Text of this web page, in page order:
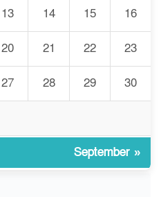
জুলাই আন্দোলন ছিল সম্মিলিত,
লক্ষ্য হওয়া উচিত ঐক্য ও
রাষ্ট্রগঠন
ভোরে ঝিনাইদহ সীমান্তে জটলা
দেখে বিএসএফের রাবার বুলেট,
চুয়াডাঙ্গা/ প্রথম স্ত্রীকে নিয়ে
মালয়েশিয়ায়, দ্বিতীয় স্ত্রী
13 14 15 16
20 21 22 23
27 28 29 30
September »